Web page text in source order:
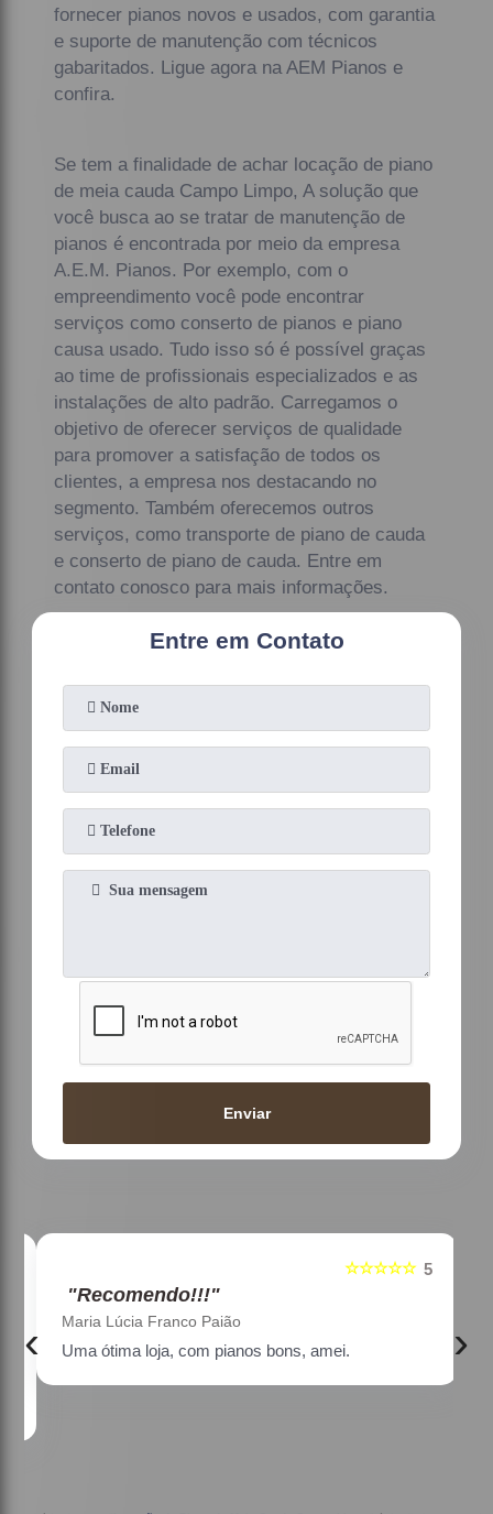
fornecer pianos novos e usados, com garantia
e suporte de manutenção com técnicos
gabaritados. Ligue agora na AEM Pianos e
confira.
Se tem a finalidade de achar locação de piano
de meia cauda Campo Limpo, A solução que
você busca ao se tratar de manutenção de
pianos é encontrada por meio da empresa
A.E.M. Pianos. Por exemplo, com o
empreendimento você pode encontrar
serviços como conserto de pianos e piano
causa usado. Tudo isso só é possível graças
ao time de profissionais especializados e as
instalações de alto padrão. Carregamos o
objetivo de oferecer serviços de qualidade
para promover a satisfação de todos os
clientes, a empresa nos destacando no
segmento. Também oferecemos outros
serviços, como transporte de piano de cauda
e conserto de piano de cauda. Entre em
contato conosco para mais informações.
Entre em Contato
Enviar
5
☆☆☆☆☆
"Recomendo!!!"
Maria Lúcia Franco Paião
Uma ótima loja, com pianos bons, amei.
‹ ›